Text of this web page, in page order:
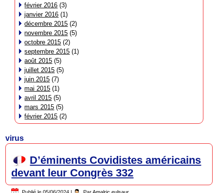
février 2016 (3)
janvier 2016 (1)
décembre 2015 (2)
novembre 2015 (5)
octobre 2015 (2)
septembre 2015 (1)
août 2015 (5)
juillet 2015 (5)
juin 2015 (7)
mai 2015 (1)
avril 2015 (5)
mars 2015 (5)
février 2015 (2)
virus
D’éminents Covidistes américains
devant leur Congrès 332